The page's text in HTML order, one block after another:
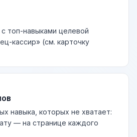
топ-навыками целевой
кассир» (см. карточку
навыка, которых не хватает:
— на странице каждого